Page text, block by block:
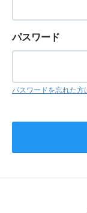
パスワード
パスワードを忘れた方